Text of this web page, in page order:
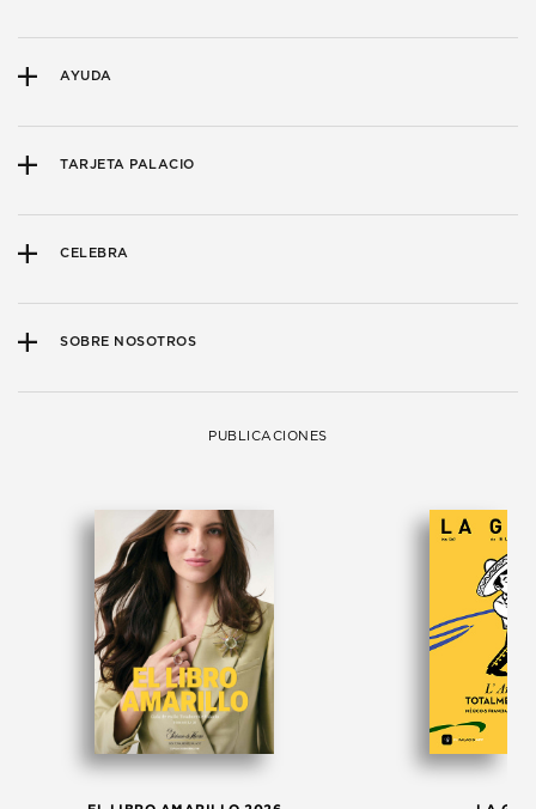
AYUDA
TARJETA PALACIO
CELEBRA
SOBRE NOSOTROS
PUBLICACIONES